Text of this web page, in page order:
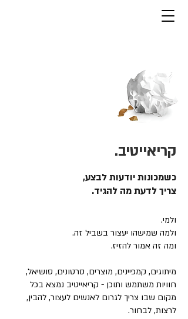
קריאייטיב.
כשמכונות יודעות לבצע,
צריך לדעת מה להגיד.
ולמי.
ולמה שמישהו יעצור בשביל זה.
ומה זה אמור להזיז.
מיתוגים, קמפיינים, מוצרים, סרטונים, סושיאל,
חוויות משתמש ותוכן - קריאייטיב נמצא בכל
מקום שבו צריך לגרום לאנשים לעצור, להבין,
לרצות, לבחור.